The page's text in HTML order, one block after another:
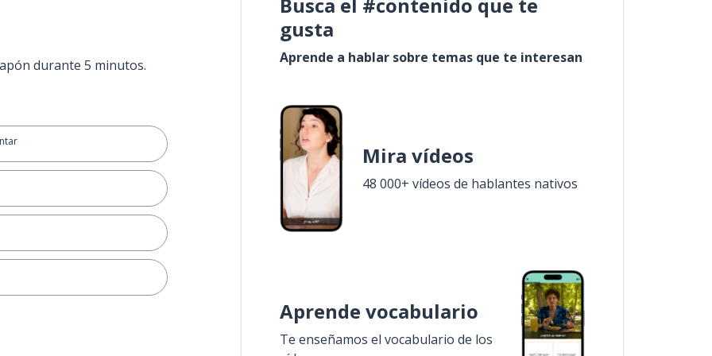
durante 5 minutos.
gusta
Aprende a hablar sobre temas que te interesan
Mira vídeos
48 000+ vídeos de hablantes nativos
Aprende vocabulario
Te enseñamos el vocabulario de los